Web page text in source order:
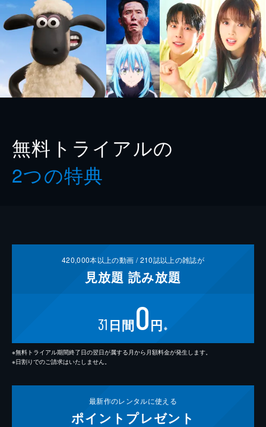
無料トライアルの
2つの特典
420,000本以上の動画 /210誌以上の雑誌が
見放題 読み放題
31 日間0円 ※
※無料トライアル期間終了日の翌日が属する月から月額料金が発生します。
※日割りでのご請求はいたしません。
最新作のレンタルに使える
ポイント プレゼント